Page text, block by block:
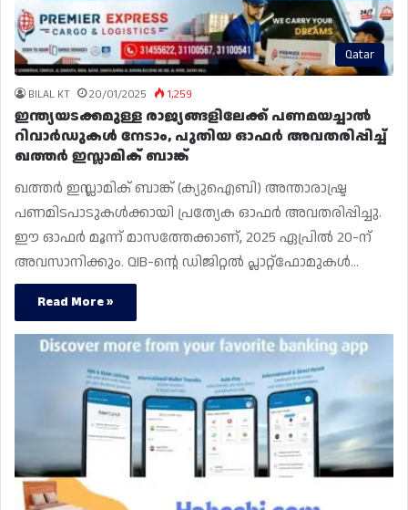
Qatar
BILAL KT 20/01/2025 1,259
ഇന്ത്യയടക്കമുള്ള രാജ്യങ്ങളിലേക്ക് പണമയച്ചാൽ
റിവാർഡുകൾ നേടാം, പുതിയ ഓഫർ അവതരിപ്പിച്ച്
ഖത്തർ ഇസ്ലാമിക് ബാങ്ക്
ഖത്തർ ഇസ്ലാമിക് ബാങ്ക് (ക്യുഐബി) അന്താരാഷ്ട്ര
പണമിടപാടുകൾക്കായി പ്രത്യേക ഓഫർ അവതരിപ്പിച്ചു.
ഈ ഓഫർ മൂന്ന് മാസത്തേക്കാണ്, 2025 ഏപ്രിൽ 20-ന്
അവസാനിക്കും. QIB-ൻ്റെ ഡിജിറ്റൽ പ്ലാറ്റ്‌ഫോമുകൾ…
Read More »